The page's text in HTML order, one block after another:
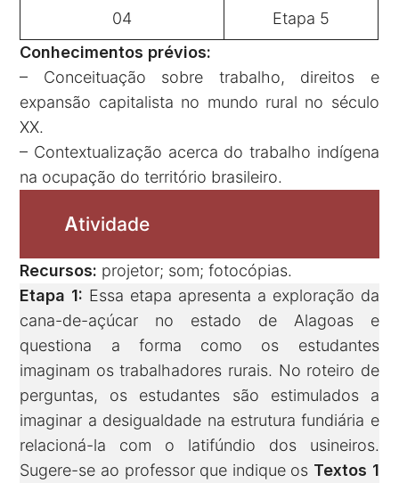
04
Etapa 5
Conhecimentos prévios:
– Conceituação sobre trabalho, direitos e
expansão capitalista no mundo rural no século
XX.
– Contextualização acerca do trabalho indígena
na ocupação do território brasileiro.
Atividade
Recursos: projetor; som; fotocópias.
Etapa 1: Essa etapa apresenta a exploração da
cana-de-açúcar no estado de Alagoas e
questiona a forma como os estudantes
imaginam os trabalhadores rurais. No roteiro de
perguntas, os estudantes são estimulados a
imaginar a desigualdade na estrutura fundiária e
relacioná-la com o latifúndio dos usineiros.
Sugere-se ao professor que indique os Textos 1